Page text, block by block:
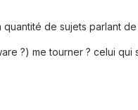
de sujets parlant de
?) me tourner ? celui